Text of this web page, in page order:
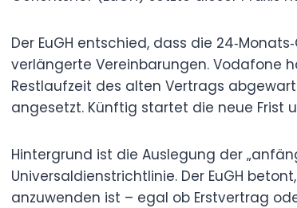
Der EuGH entschied, dass die
verlängerte Vereinbarungen. Vodafone
Restlaufzeit des alten Vertrags
angesetzt. Künftig startet die neue Frist
Hintergrund ist die Auslegung der
Universaldienstrichtlinie. Der EuGH
anzuwenden ist – egal ob Erstvertrag